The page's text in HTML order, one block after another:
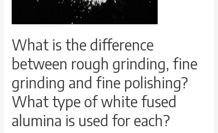
What is the difference
between rough grinding, fine
grinding and fine polishing?
What type of white fused
alumina is used for each?